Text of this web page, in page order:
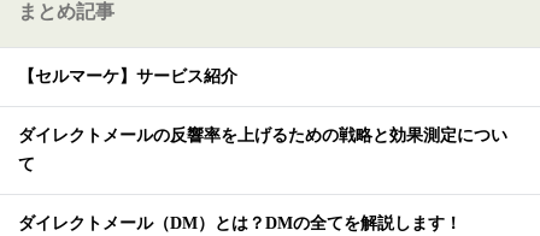
まとめ記事
【セルマーケ】サービス紹介
ダイレクトメールの反響率を上げるための戦略と効果測定につい
て
ダイレクトメール（DM）とは？DMの全てを解説します！